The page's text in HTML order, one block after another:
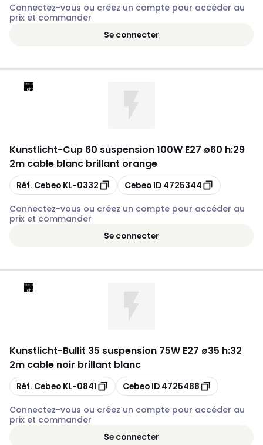
Connectez-vous ou créez un compte pour accéder au
prix et commander
Se connecter
Kunstlicht-Cup 60 suspension 100W E27 ø60 h:29
2m cable blanc brillant orange
Copier
Réf. Cebeo KL-0332 Copier
Cebeo ID 4725344
Connectez-vous ou créez un compte pour accéder au
prix et commander
Se connecter
Kunstlicht-Bullit 35 suspension 75W E27 ø35 h:32
2m cable noir brillant blanc
Copier
Réf. Cebeo KL-0841 Copier
Cebeo ID 4725488
Connectez-vous ou créez un compte pour accéder au
prix et commander
Se connecter